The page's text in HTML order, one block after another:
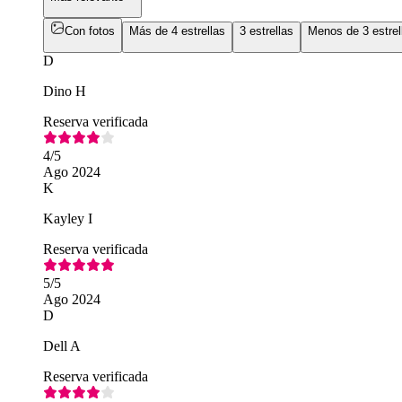
Con fotos Más de 4 estrellas 3 estrellas Menos de 3
D
Dino H
Reserva verificada
4/5
Ago 2024
K
Kayley I
Reserva verificada
5/5
Ago 2024
D
Dell A
Reserva verificada